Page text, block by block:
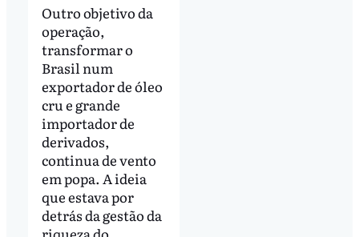
Outro objetivo da
operação,
transformar o
Brasil num
exportador de óleo
cru e grande
importador de
derivados,
continua de vento
em popa. A ideia
que estava por
detrás da gestão da